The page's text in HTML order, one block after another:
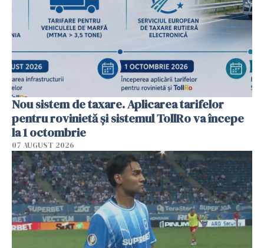
Nou sistem de taxare. Aplicarea tarifelor
pentru rovinietă şi sistemul TollRo va începe
la 1 octombrie
07 AUGUST 2026